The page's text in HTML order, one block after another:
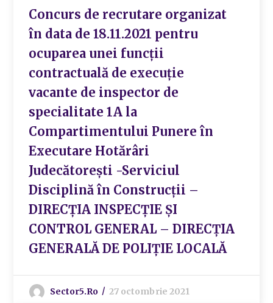
Concurs de recrutare organizat
în data de 18.11.2021 pentru
ocuparea unei funcții
contractuală de execuție
vacante de inspector de
specialitate 1A la
Compartimentului Punere în
Executare Hotărâri
Judecătorești -Serviciul
Disciplină în Construcții –
DIRECȚIA INSPECȚIE ȘI
CONTROL GENERAL – DIRECȚIA
GENERALĂ DE POLIȚIE LOCALĂ
Sector5.ro 27 octombrie 2021